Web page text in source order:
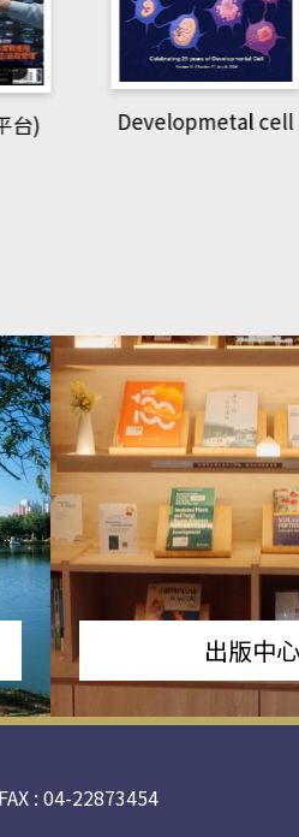
台) Developmetal cell
出版中心
: 04-22873454